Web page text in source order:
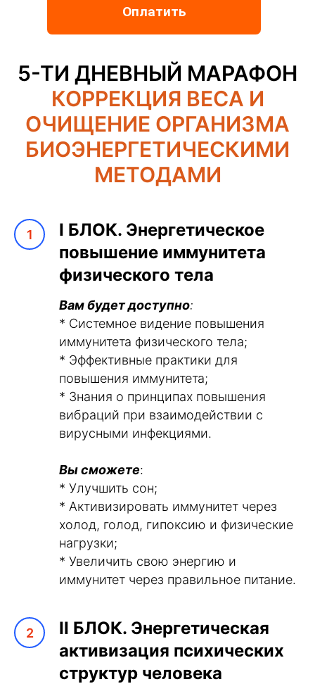
Оплатить
Curiosity about life in all its
great creative people.
5-ТИ ДНЕВНЫЙ МАРАФОН
КОРРЕКЦИЯ ВЕСА И
ОЧИЩЕНИЕ ОРГАНИЗМА
БИОЭНЕРГЕТИЧЕСКИМИ
МЕТОДАМИ
I БЛОК. Энергетическое
повышение иммунитета
физического тела
Вам будет доступно:
* Системное видение повышения
иммунитета физического тела;
* Эффективные практики для
повышения иммунитета;
* Знания о принципах повышения
вибраций при взаимодействии с
вирусными инфекциями.
Вы сможете:
* Улучшить сон;
* Активизировать иммунитет через
холод, голод, гипоксию и физические
нагрузки;
* Увеличить свою энергию и
иммунитет через правильное питание.
II БЛОК. Энергетическая
активизация психических
структур человека